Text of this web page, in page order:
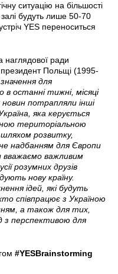
ситуацію на більшості
будуть лише 50-70
YES переноситься
наглядової ради
президент Польщі (1995-
для
останні тижні, місяці
потрапляли інші
яка керується
територіальною
шляхом розвитку,
надбанням для Європи
важливим
розумних друзів
нову країну.
ідей, які будуть
співпрацює з Україною
а також для тих,
з перспективою для
#YESBrainstorming